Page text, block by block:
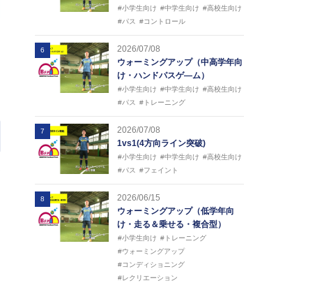
#小学生向け #中学生向け #高校生向け
#パス
#コントロール
6
2026/07/08
ウォーミングアップ（中高学年向
け・ハンドパスゲ―ム）
#小学生向け #中学生向け #高校生向け
#パス
#トレーニング
7
2026/07/08
1vs1(4方向ライン突破)
#小学生向け #中学生向け #高校生向け
#パス
#フェイント
8
2026/06/15
ウォーミングアップ（低学年向
け・走る＆乗せる・複合型）
#小学生向け #トレーニング
#ウォーミングアップ
#コンディショニング
#レクリエーション